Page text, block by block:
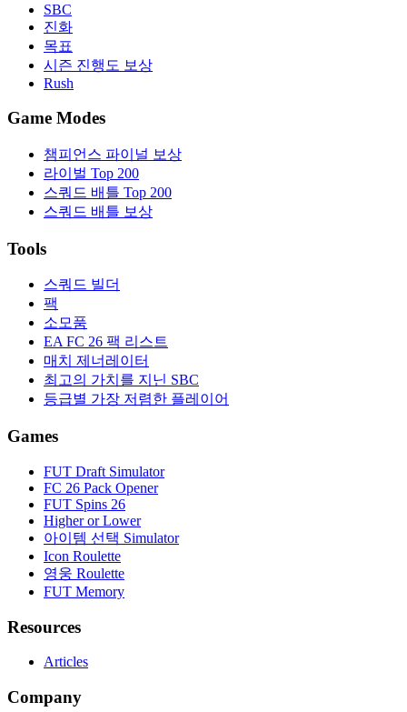
SBC
진화
목표
시즌 진행도 보상
Rush
Game Modes
챔피언스 파이널 보상
라이벌 Top 200
스쿼드 배틀 Top 200
스쿼드 배틀 보상
Tools
스쿼드 빌더
팩
소모품
EA FC 26 팩 리스트
매치 제너레이터
최고의 가치를 지닌 SBC
등급별 가장 저렴한 플레이어
Games
FUT Draft Simulator
FC 26 Pack Opener
FUT Spins 26
Higher or Lower
아이템 선택 Simulator
Icon Roulette
영웅 Roulette
FUT Memory
Resources
Articles
Company